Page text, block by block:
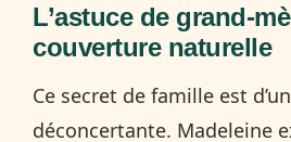
L’astuce de grand-
couverture naturelle
Ce secret de famille est
déconcertante. Madeleine